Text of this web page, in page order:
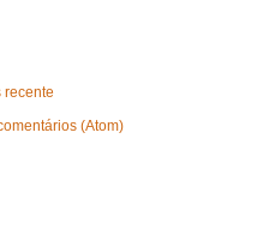
recente
(Atom)